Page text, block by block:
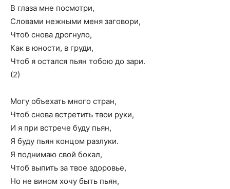
В глаза мне посмотри,
Словами нежными меня заговори,
Чтоб снова дрогнуло,
Как в юности, в груди,
Чтоб я остался пьян тобою до зари.
(2)
Могу объехать много стран,
Чтоб снова встретить твои руки,
И я при встрече буду пьян,
Я буду пьян концом разлуки.
Я поднимаю свой бокал,
Чтоб выпить за твое здоровье,
Но не вином хочу быть пьян,